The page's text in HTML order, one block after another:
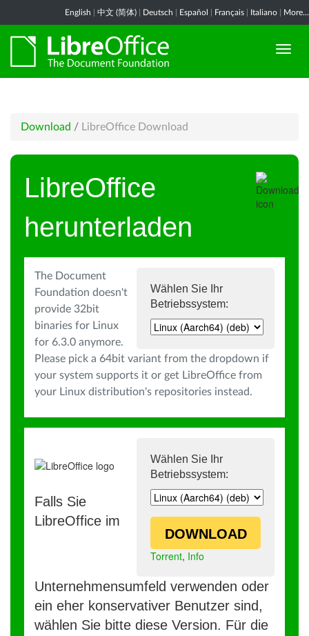
English 中文 (简体) Deutsch Español Français Italiano More...
Download / LibreOffice Download
LibreOffice
herunterladen
Wählen Sie Ihr
Betriebssystem:
The Document
Foundation doesn't
provide 32bit
binaries for Linux
for 6.3.0 anymore.
Please pick a 64bit variant from the dropdown if
your system supports it or get LibreOffice from
your Linux distribution's repositories instead.
Wählen Sie Ihr
Betriebssystem:
DOWNLOAD
Torrent, Info
Falls Sie
LibreOffice im
Unternehmensumfeld verwenden oder
ein eher konservativer Benutzer sind,
wählen Sie bitte diese Version. Für die